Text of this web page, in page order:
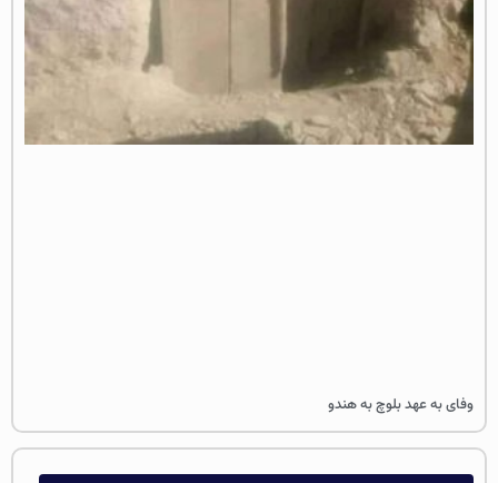
وفای به عهد بلوچ به هندو